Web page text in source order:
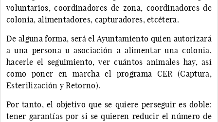
voluntarios, coordinadores de zona, coordinadores de
colonia, alimentadores, capturadores, etcétera.
De alguna forma, será el Ayuntamiento quien autorizará
a una persona u asociación a alimentar una colonia,
hacerle el seguimiento, ver cuántos animales hay, así
como poner en marcha el programa CER (Captura,
Esterilización y Retorno).
Por tanto, el objetivo que se quiere perseguir es doble:
tener garantías por si se quieren reducir el número de